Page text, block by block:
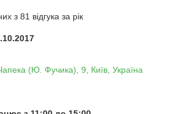
з 81 відгука за рік
(Ю. Фучика), 9, Київ, Україна